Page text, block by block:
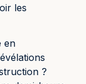
les
en
?